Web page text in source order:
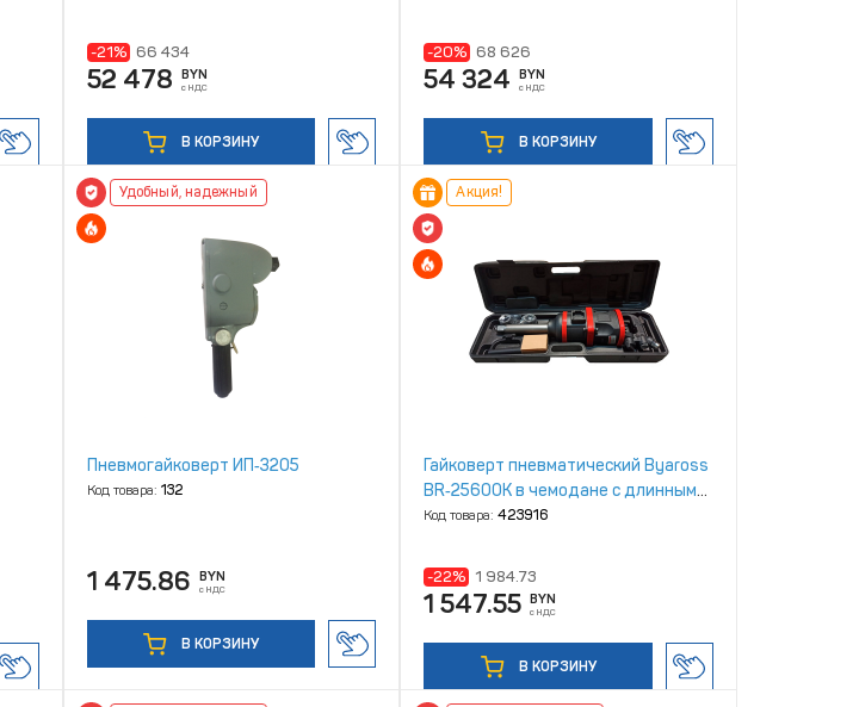
-21% 66 434
52 478 BYN
с НДС
В КОРЗИНУ
-20% 68 626
54 324 BYN
с НДС
В КОРЗИНУ
Удобный, надежный
Пневмогайковерт ИП‑3205
Код товара: 132
1 475.86 BYN
с НДС
В КОРЗИНУ
Акция!
Гайковерт пневматический Byaross
BR‑25600К в чемодане с длинным
валом
Код товара:423916
-22% 1 984.73
1 547.55 BYN
с НДС
В КОРЗИНУ